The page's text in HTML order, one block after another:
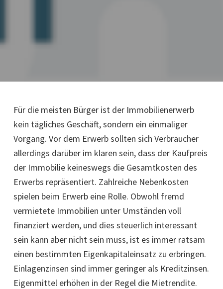
Für die meisten Bürger ist der Immobilienerwerb
kein tägliches Geschäft, sondern ein einmaliger
Vorgang. Vor dem Erwerb sollten sich Verbraucher
allerdings darüber im klaren sein, dass der Kaufpreis
der Immobilie keineswegs die Gesamtkosten des
Erwerbs repräsentiert. Zahlreiche Nebenkosten
spielen beim Erwerb eine Rolle. Obwohl fremd
vermietete Immobilien unter Umständen voll
finanziert werden, und dies steuerlich interessant
sein kann aber nicht sein muss, ist es immer ratsam
einen bestimmten Eigenkapitaleinsatz zu erbringen.
Einlagenzinsen sind immer geringer als Kreditzinsen.
Eigenmittel erhöhen in der Regel die Mietrendite.